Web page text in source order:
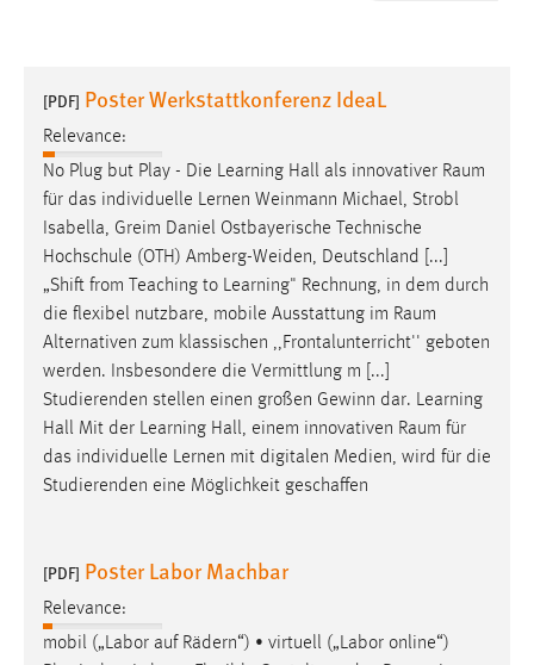
[PDF] Poster Werkstattkonferenz IdeaL
Relevance:
No Plug but Play - Die Learning Hall als innovativer Raum
für das individuelle Lernen Weinmann Michael, Strobl
Isabella, Greim Daniel Ostbayerische Technische
Hochschule (OTH) Amberg-Weiden, Deutschland [...]
„Shift from Teaching to Learning" Rechnung, in dem durch
die flexibel nutzbare, mobile Ausstattung im Raum
Alternativen zum klassischen ,,Frontalunterricht'' geboten
werden. Insbesondere die Vermittlung m [...]
Studierenden stellen einen großen Gewinn dar. Learning
Hall Mit der Learning Hall, einem innovativen Raum für
das individuelle Lernen mit digitalen Medien, wird für die
Studierenden eine Möglichkeit geschaffen
[PDF] Poster Labor Machbar
Relevance:
mobil („Labor auf Rädern“) • virtuell („Labor online“)